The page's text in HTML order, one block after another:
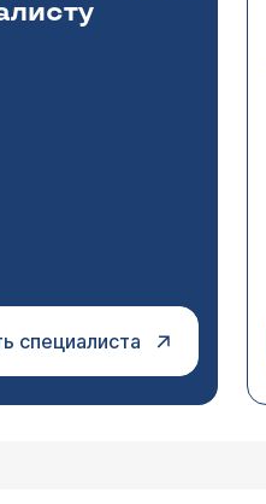
специалиста